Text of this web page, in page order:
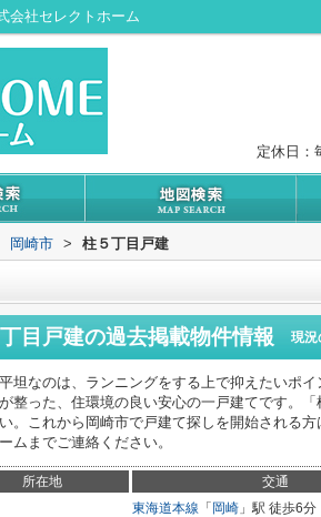
会社セレクトホーム
定休日：
岡崎市 > 柱５丁目戸建
目戸建の過去掲載物件情報 現況
坦なのは、ランニングをする上で抑えたいポ
整った、住環境の良い安心の一戸建てです。
。これから岡崎市で戸建て探しを開始される
ムまでご連絡ください。
所在地 交通
東海道本線 「 岡崎 」駅 徒歩6分